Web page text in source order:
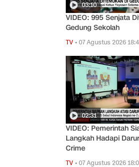
03:10
VIDEO: 995 Senjata
Gedung Sekolah
TV •07 Agustus 2026
02:31
VIDEO: Pemerintah
Langkah Hadapi
Crime
TV •07 Agustus 2026